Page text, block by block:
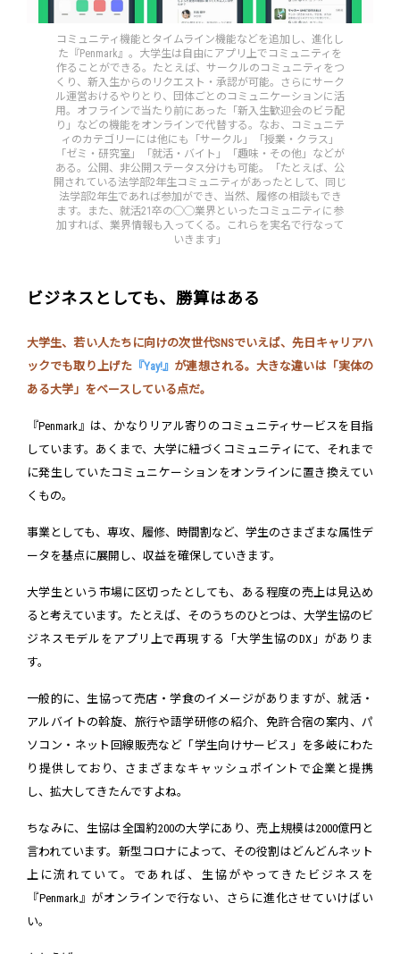
コミュニティ機能とタイムライン機能などを追加し、進化し
た『Penmark』。大学生は自由にアプリ上でコミュニティを
作ることができる。たとえば、サークルのコミュニティをつ
くり、新入生からのリクエスト・承認が可能。さらにサーク
ル運営おけるやりとり、団体ごとのコミュニケーションに活
用。オフラインで当たり前にあった「新入生歓迎会のビラ配
り」などの機能をオンラインで代替する。なお、コミュニテ
ィのカテゴリーには他にも「サークル」「授業・クラス」
「ゼミ・研究室」「就活・バイト」「趣味・その他」などが
ある。公開、非公開ステータス分けも可能。「たとえば、公
開されている法学部2年生コミュニティがあったとして、同じ
法学部2年生であれば参加ができ、当然、履修の相談もでき
ます。また、就活21卒の◯◯業界といったコミュニティに参
加すれば、業界情報も入ってくる。これらを実名で行なって
いきます」
ビジネスとしても、勝算はある
大学生、若い人たちに向けの次世代SNSでいえば、先日キャリアハ
ックでも取り上げた『Yay!』 が連想される。大きな違いは「実体の
ある大学」をベースしている点だ。
『Penmark』は、かなりリアル寄りのコミュニティサービスを目指
しています。あくまで、大学に紐づくコミュニティにて、それまで
に発生していたコミュニケーションをオンラインに置き換えてい
くもの。
事業としても、専攻、履修、時間割など、学生のさまざまな属性デ
ータを基点に展開し、収益を確保していきます。
大学生という市場に区切ったとしても、ある程度の売上は見込め
ると考えています。たとえば、そのうちのひとつは、大学生協のビ
ジネスモデルをアプリ上で再現する「大学生協のDX」がありま
す。
一般的に、生協って売店・学食のイメージがありますが、就活・
アルバイトの斡旋、旅行や語学研修の紹介、免許合宿の案内、パ
ソコン・ネット回線販売など「学生向けサービス」を多岐にわた
り提供しており、さまざまなキャッシュポイントで企業と提携
し、拡大してきたんですよね。
ちなみに、生協は全国約200の大学にあり、売上規模は2000億円と
言われています。新型コロナによって、その役割はどんどんネット
上に流れていて。であれば、生協がやってきたビジネスを
『Penmark』がオンラインで行ない、さらに進化させていけばい
い。